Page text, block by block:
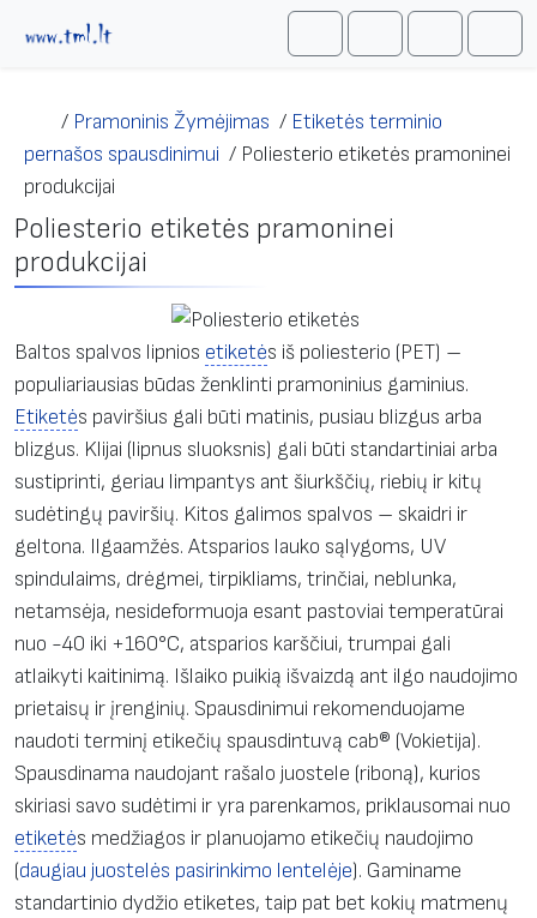
SearchAccountCart
/ Pramoninis Žymėjimas / Etiketės terminio
pernašos spausdinimui / Poliesterio etiketės pramoninei
produkcijai
Poliesterio etiketės pramoninei
produkcijai
Baltos spalvos lipnios etiketės iš poliesterio (PET) –
populiariausias būdas ženklinti pramoninius gaminius.
Etiketės paviršius gali būti matinis, pusiau blizgus arba
blizgus. Klijai (lipnus sluoksnis) gali būti standartiniai arba
sustiprinti, geriau limpantys ant šiurkščių, riebių ir kitų
sudėtingų paviršių. Kitos galimos spalvos – skaidri ir
geltona. Ilgaamžės. Atsparios lauko sąlygoms, UV
spindulaims, drėgmei, tirpikliams, trinčiai, neblunka,
netamsėja, nesideformuoja esant pastoviai temperatūrai
nuo -40 iki +160°C, atsparios karščiui, trumpai gali
atlaikyti kaitinimą. Išlaiko puikią išvaizdą ant ilgo naudojimo
prietaisų ir įrenginių. Spausdinimui rekomenduojame
naudoti terminį etikečių spausdintuvą cab® (Vokietija).
Spausdinama naudojant rašalo juostele (riboną), kurios
skiriasi savo sudėtimi ir yra parenkamos, priklausomai nuo
etiketės medžiagos ir planuojamo etikečių naudojimo
(daugiau juostelės pasirinkimo lentelėje). Gaminame
standartinio dydžio etiketes, taip pat bet kokių matmenų